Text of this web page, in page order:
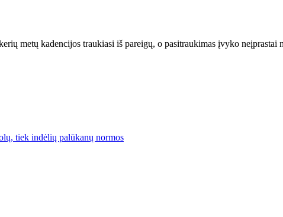
metų kadencijos traukiasi iš pareigų, o pasitraukimas įvyko
tiek indėlių palūkanų normos